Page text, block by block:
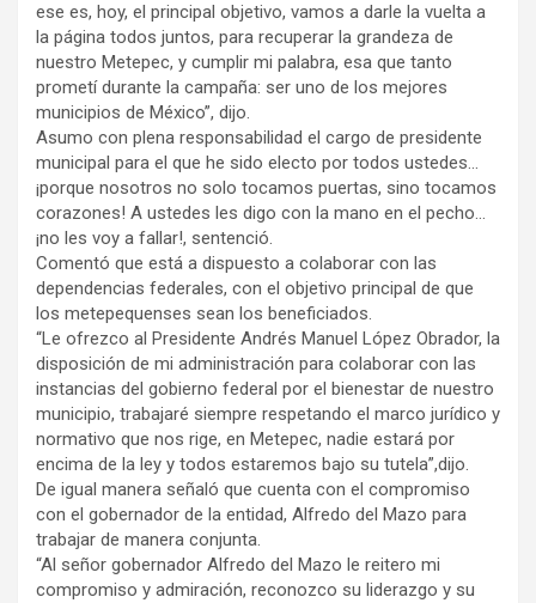
ese es, hoy, el principal objetivo, vamos a darle la vuelta a
la página todos juntos, para recuperar la grandeza de
nuestro Metepec, y cumplir mi palabra, esa que tanto
prometí durante la campaña: ser uno de los mejores
municipios de México”, dijo.
Asumo con plena responsabilidad el cargo de presidente
municipal para el que he sido electo por todos ustedes…
¡porque nosotros no solo tocamos puertas, sino tocamos
corazones! A ustedes les digo con la mano en el pecho…
¡no les voy a fallar!, sentenció.
Comentó que está a dispuesto a colaborar con las
dependencias federales, con el objetivo principal de que
los metepequenses sean los beneficiados.
“Le ofrezco al Presidente Andrés Manuel López Obrador, la
disposición de mi administración para colaborar con las
instancias del gobierno federal por el bienestar de nuestro
municipio, trabajaré siempre respetando el marco jurídico y
normativo que nos rige, en Metepec, nadie estará por
encima de la ley y todos estaremos bajo su tutela”,dijo.
De igual manera señaló que cuenta con el compromiso
con el gobernador de la entidad, Alfredo del Mazo para
trabajar de manera conjunta.
“Al señor gobernador Alfredo del Mazo le reitero mi
compromiso y admiración, reconozco su liderazgo y su